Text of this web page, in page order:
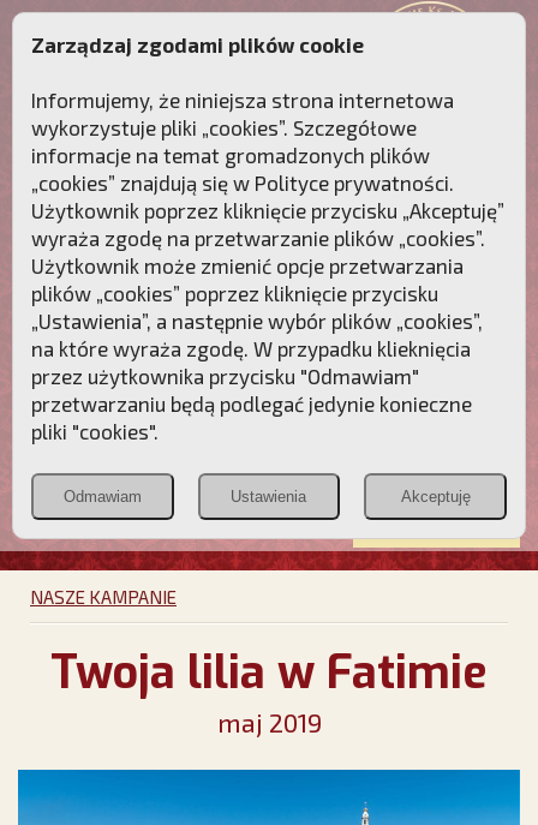
Przebudźmy sumienia Polaków!
Polonia
Christiana
PCh24.pl
Przymierze
POZNAJ APOSTOLAT FATIMY WESPRZYJ
NAS
NASZE KAMPANIE
Twoja lilia w Fatimie
maj 2019
Zarządzaj zgodami plików cookie
Informujemy, że niniejsza strona internetowa
wykorzystuje pliki „cookies”. Szczegółowe
informacje na temat gromadzonych plików
„cookies” znajdują się w Polityce prywatności.
Użytkownik poprzez kliknięcie przycisku „Akceptuję”
wyraża zgodę na przetwarzanie plików „cookies”.
Użytkownik może zmienić opcje przetwarzania
plików „cookies” poprzez kliknięcie przycisku
„Ustawienia”, a następnie wybór plików „cookies”,
na które wyraża zgodę. W przypadku klieknięcia
przez użytkownika przycisku "Odmawiam"
przetwarzaniu będą podlegać jedynie konieczne
pliki "cookies".
Odmawiam Ustawienia Akceptuję